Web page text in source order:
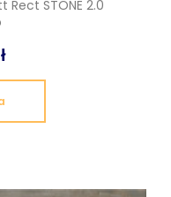
Rect STONE 2.0